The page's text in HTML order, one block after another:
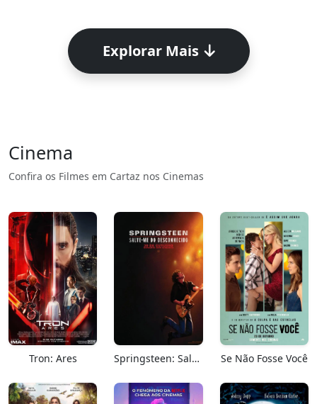
Explorar Mais
Cinema
Confira os Filmes em Cartaz nos Cinemas
Tron: Ares Springsteen: Salve-me Do Desconhecido Se Não Fosse Você